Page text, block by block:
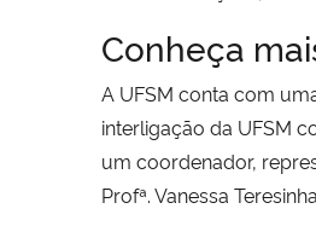
Conheça
A UFSM conta com
interligação da UFSM
um coordenador,
Profª. Vanessa